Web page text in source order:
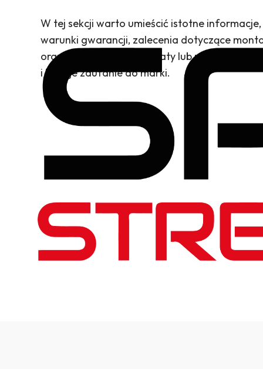
W tej sekcji warto umieścić istotne
warunki gwarancji, zalecenia dotyczące
oraz ewentualne certyfikaty lub nagrody.
i buduje zaufanie do marki.